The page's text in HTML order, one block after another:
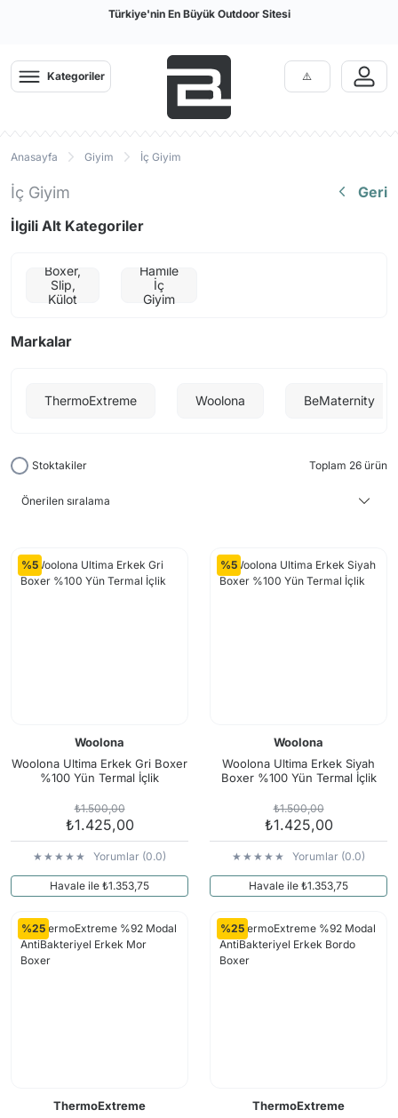
Türkiye'nin En Büyük Outdoor Sitesi
Kategoriler
Anasayfa Giyim İç Giyim
İç Giyim
Geri
İlgili Alt Kategoriler
Boxer,
Slip,
Külot
Hamile
İç
Giyim
Markalar
ThermoExtreme Woolona BeMaternity
Stoktakiler Toplam 26 ürün
%5
Woolona
Woolona Ultima Erkek Gri Boxer
%100 Yün Termal İçlik
₺1.500,00
₺1.425,00
Yorumlar (0.0)
Havale ile ₺1.353,75
%5
Woolona
Woolona Ultima Erkek Siyah
Boxer %100 Yün Termal İçlik
₺1.500,00
₺1.425,00
Yorumlar (0.0)
Havale ile ₺1.353,75
%25
ThermoExtreme
%25
ThermoExtreme